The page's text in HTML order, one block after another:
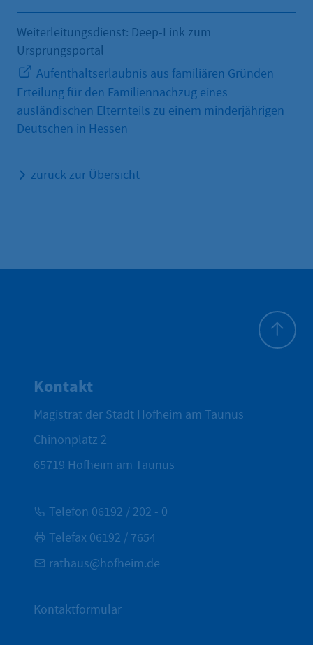
Weiterleitungsdienst: Deep-Link zum
Ursprungsportal
Aufenthaltserlaubnis aus familiären Gründen
Erteilung für den Familiennachzug eines
ausländischen Elternteils zu einem minderjährigen
Deutschen in Hessen
zurück zur Übersicht
Kontakt
Magistrat der Stadt Hofheim am Taunus
Chinonplatz 2
65719 Hofheim am Taunus
Telefon 06192 / 202 - 0
Telefax 06192 / 7654
rathaus@hofheim.de
Kontaktformular